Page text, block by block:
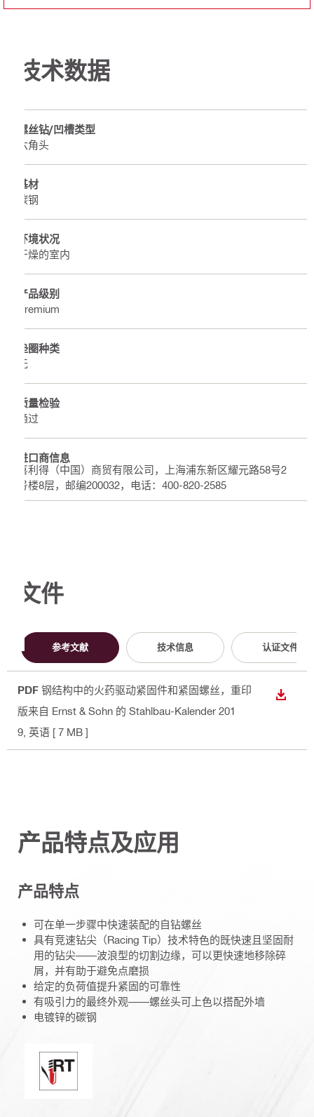
技术数据
螺丝钻/凹槽类型
六角头
基材
碳钢
环境状况
干燥的室内
产品级别
Premium
垫圈种类
无
质量检验
通过
进口商信息
喜利得（中国）商贸有限公司，上海浦东新区耀元路58号2
号楼8层，邮编200032，电话：400-820-2585
文件
参考文献 技术信息 认证文件
PDF 钢结构中的火药驱动紧固件和紧固螺丝，重印
版来自 Ernst & Sohn 的 Stahlbau-Kalender 201
9 , 英语 [ 7 MB ]
下载
产品特点及应用
产品特点
可在单一步骤中快速装配的自钻螺丝
具有竞速钻尖（Racing Tip）技术特色的既快速且坚固耐
用的钻尖——波浪型的切割边缘，可以更快速地移除碎
屑，并有助于避免点磨损
给定的负荷值提升紧固的可靠性
有吸引力的最终外观——螺丝头可上色以搭配外墙
电镀锌的碳钢
完美密封 / 赛车情报